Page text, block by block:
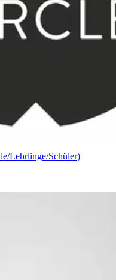
Lehrlinge/Schüler)